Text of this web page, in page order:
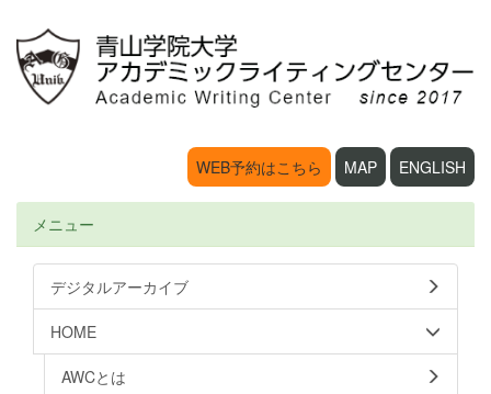
WEB予約はこちら MAP ENGLISH
メニュー
デジタルアーカイブ
HOME
AWCとは